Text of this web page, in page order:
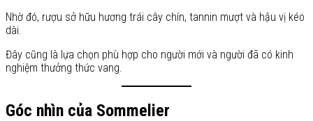
Nhờ đó, rượu sở hữu hương trái cây chín, tannin mượt và hậu vị kéo
dài.
Đây cũng là lựa chọn phù hợp cho người mới và người đã có kinh
nghiệm thưởng thức vang.
Góc nhìn của Sommelier